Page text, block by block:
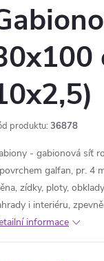
produktu: 36878
- gabionová síť
galfan, pr. 4
zídky, ploty,
i interiéru,
informace